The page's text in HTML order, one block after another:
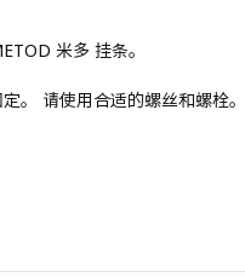
米多 挂条。
。 请使用合适的螺丝和螺栓